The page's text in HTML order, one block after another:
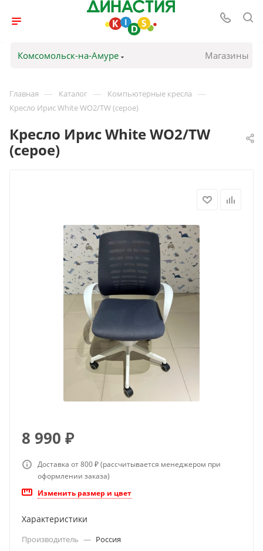
Комсомольск-на-Амуре Магазины
Главная — Каталог — Компьютерные кресла —
Кресло Ирис White WO2/TW (серое)
Кресло Ирис White WO2/TW
(серое)
8 990 ₽
Доставка от 800 ₽ (рассчитывается менеджером при
оформлении заказа)
Изменить размер и цвет
Характеристики
Производитель — Россия